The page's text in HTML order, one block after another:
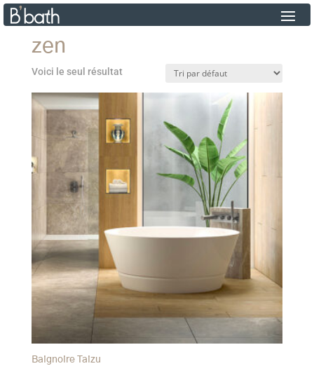
zen
Voici le seul résultat
Baignoire Taizu